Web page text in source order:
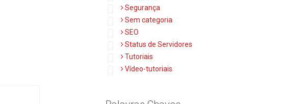
Segurança
Sem categoria
SEO
Status de Servidores
Tutoriais
Vídeo-tutoriais